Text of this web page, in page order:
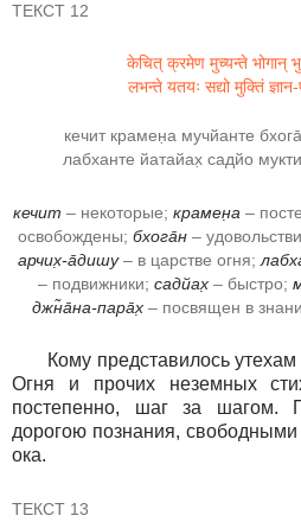
ТЕКСТ 12
केचित् क्रमेण मुच्यन्ते भोगान्
लभन्ते यतयः सद्यो मुक्तिं
кечит крамен̣а мучйанте
лабханте йатайах̣ садйо
кечит – некоторые; крамен̣а –
освобождены; бхога̄н–
арчих̣-а̄дишу– в царстве огня;
– подвижники; садйах̣– быстро;
джн̃а̄на-пара̄х̣ – посвящен в
Кому представилось
Огня и прочих неземных
постепенно, шаг за шагом.
дорогою познания, свободными
ока.
ТЕКСТ 13